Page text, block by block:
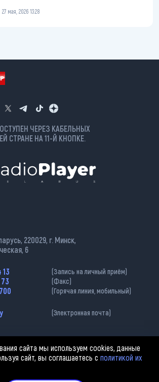
27 мая, 2026 13:28
ЧЕРЕЗ КАБЕЛЬНЫХ
СТРАНЕ НА 11-Й КНОПКЕ.
220029, г. Минск,
6
13 (Запись на личный приём)
(Факс)
(Горячая линия, мобильный)
(Электронная почта)
телевидение». При любом использовании
гиперссылка на «belarus-news.by» обязательна.
сайта мы используем cookies, данные
сайт, вы соглашаетесь сполитикой их